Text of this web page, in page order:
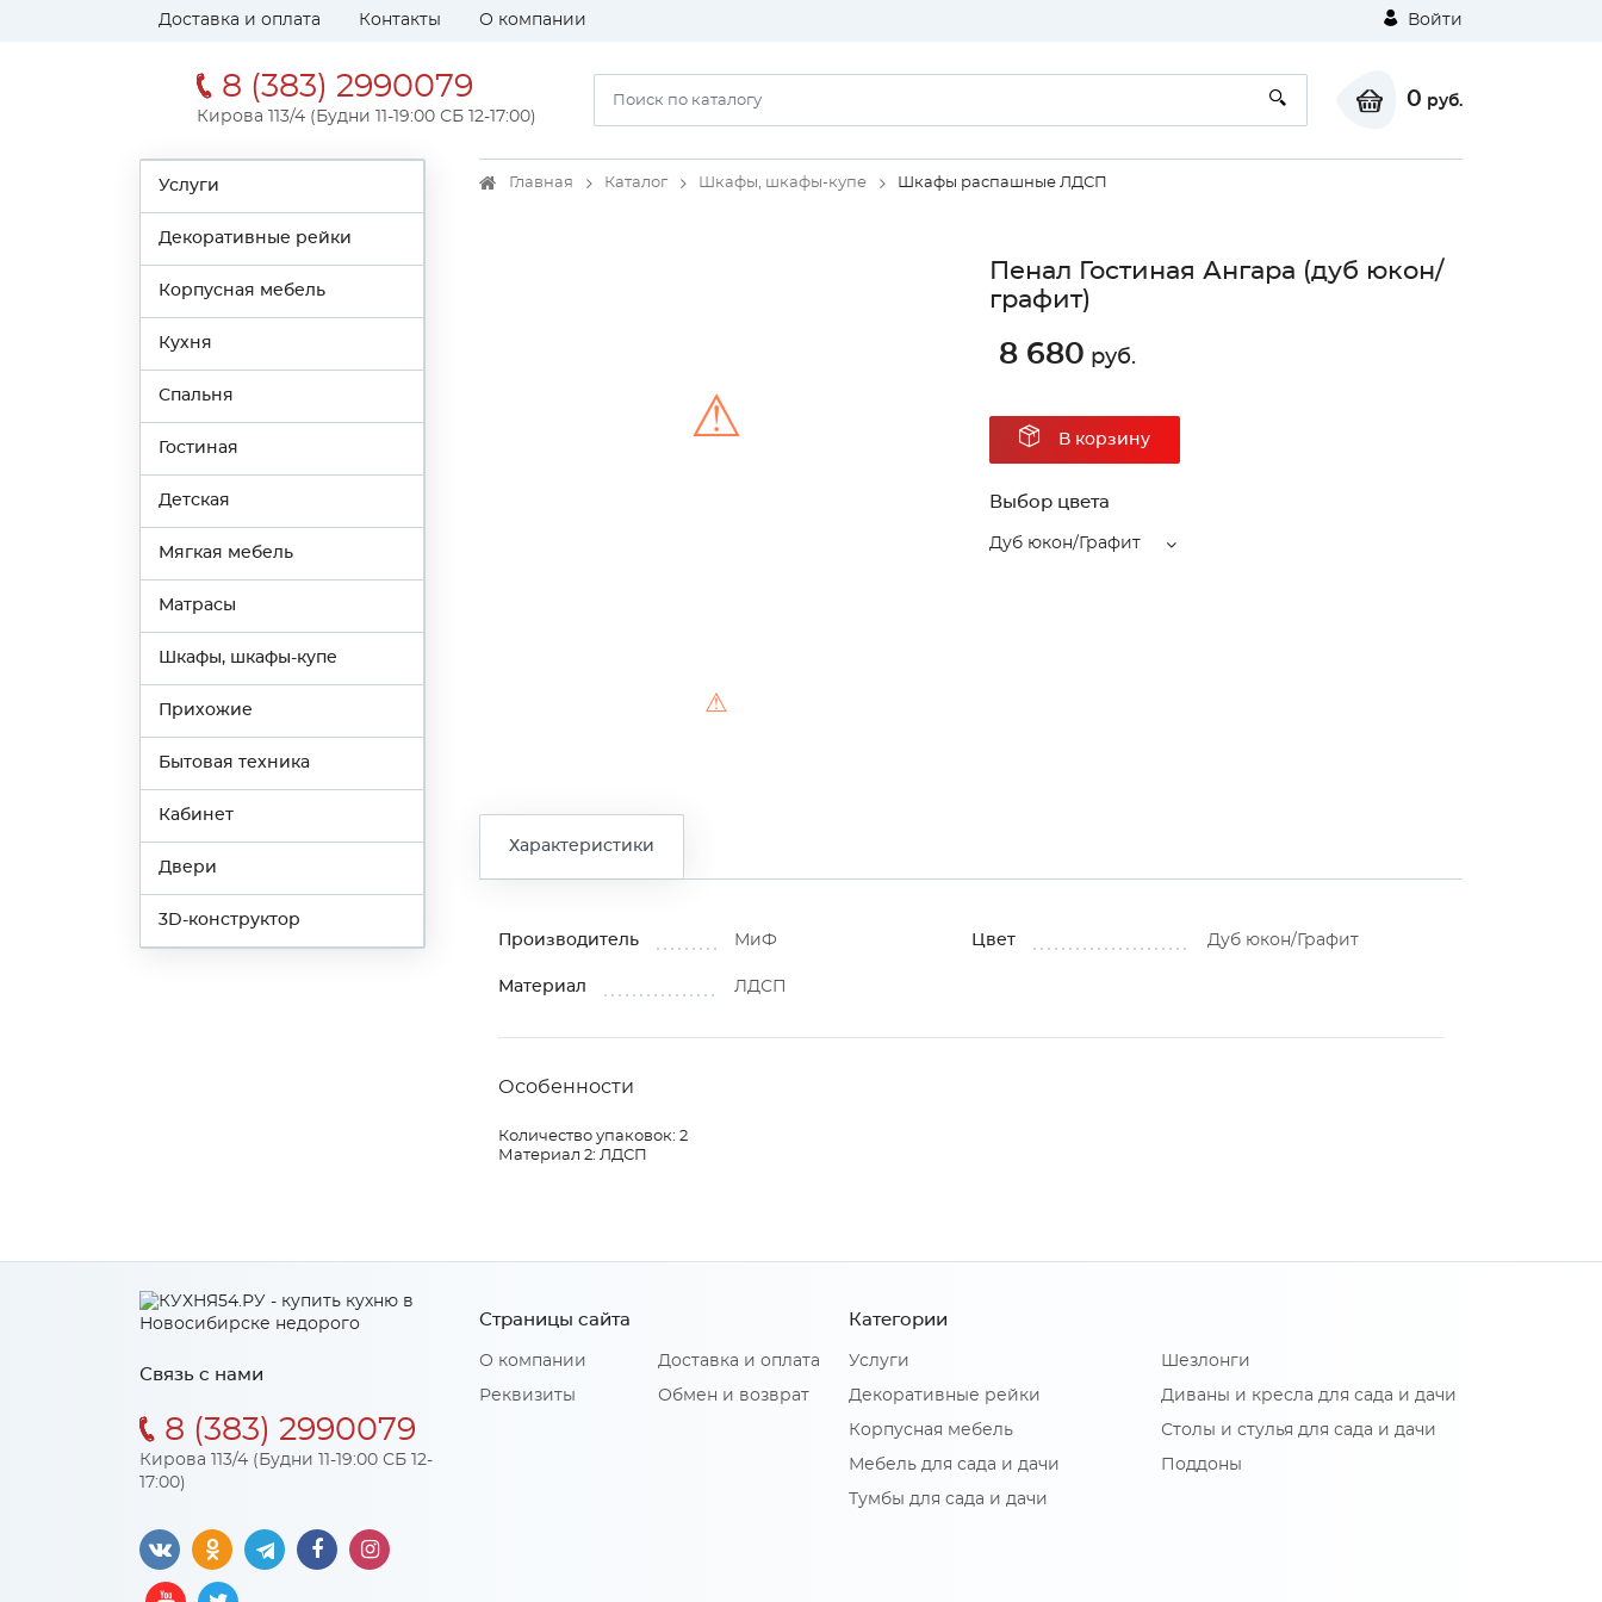
Доставка и оплата Контакты О компании Войти
8 (383) 2990079
Кирова 113/4 (Будни 11-19:00 СБ 12-17:00)
0 руб.
Услуги
Декоративные рейки
Корпусная мебель
Кухня
Спальня
Гостиная
Детская
Мягкая мебель
Матрасы
Шкафы, шкафы-купе
Прихожие
Бытовая техника
Кабинет
Двери
3D-конструктор
Главная Каталог Шкафы, шкафы-купе Шкафы распашные ЛДСП
⚠
⚠
Пенал Гостиная Ангара (дуб юкон/
графит)
8 680 руб.
В корзину
Выбор цвета
Дуб юкон/Графит
Характеристики
Производитель МиФ Цвет Дуб юкон/Графит
Материал ЛДСП
Особенности
Количество упаковок: 2
Материал 2: ЛДСП
Связь с нами
8 (383) 2990079
Кирова 113/4 (Будни 11-19:00 СБ 12-
17:00)
Страницы сайта
О компании
Реквизиты
Доставка и оплата
Обмен и возврат
Категории
Услуги
Декоративные рейки
Корпусная мебель
Мебель для сада и дачи
Тумбы для сада и дачи
Шезлонги
Диваны и кресла для сада и дачи
Столы и стулья для сада и дачи
Поддоны